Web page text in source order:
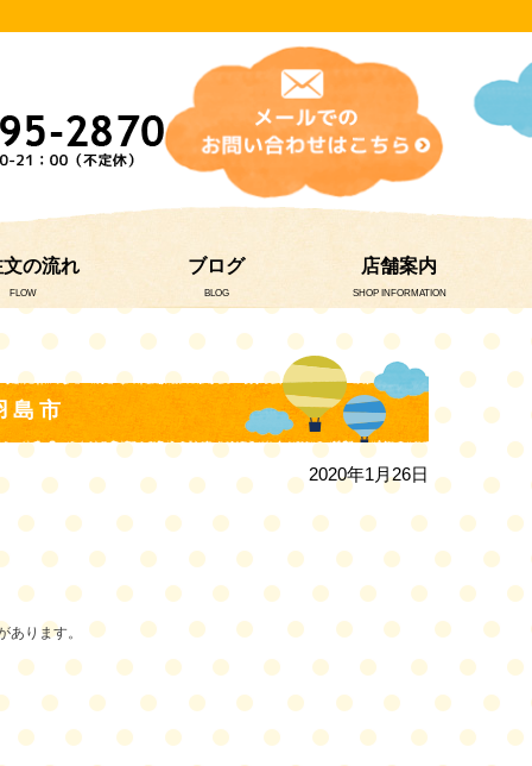
文の流れ
FLOW
ブログ
BLOG
店舗案内
SHOP INFORMATION
島市
2020年1月26日
ります。